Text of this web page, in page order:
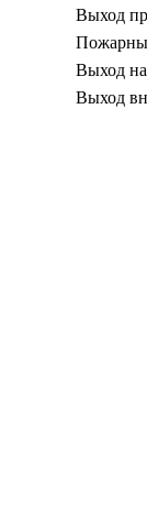
Выход
Выход
Выход